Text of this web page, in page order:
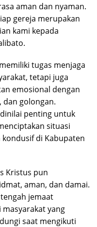
aman dan nyaman.
gereja merupakan
kami kepada
tugas menjaga
tetapi juga
emosional dengan
dan golongan.
penting untuk
situasi
di Kabupaten
Kristus pun
aman, dan damai.
jemaat
yang
saat mengikuti